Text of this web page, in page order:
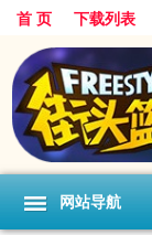
首 页 下载列表
网站导航